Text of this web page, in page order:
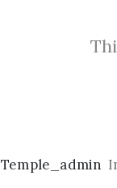
Temple_admin